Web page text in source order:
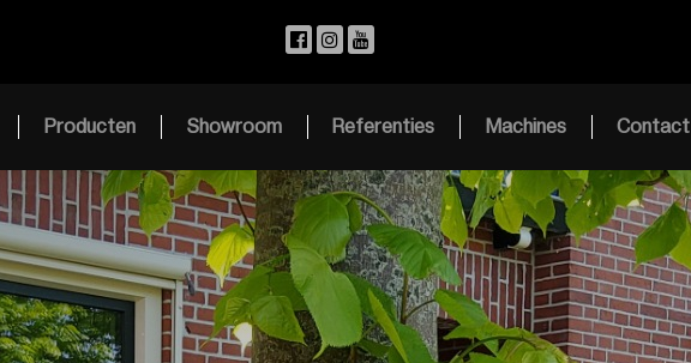
Producten Showroom Referenties Machines Contact